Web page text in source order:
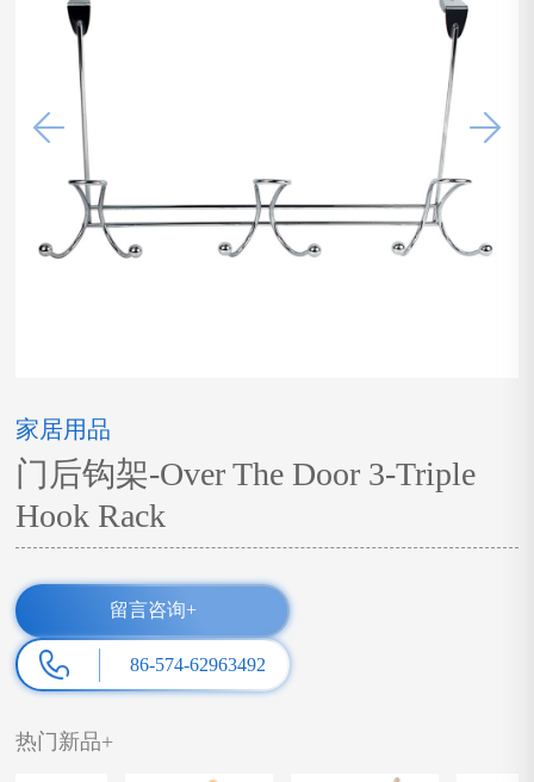
家居用品
门后钩架-Over The Door 3-Triple
Hook Rack
留言咨询+
86-574-62963492
热门新品+